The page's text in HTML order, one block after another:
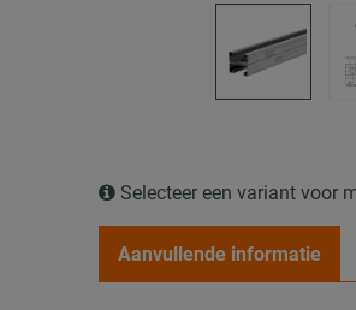
Selecteer een variant voor
Aanvullende informatie